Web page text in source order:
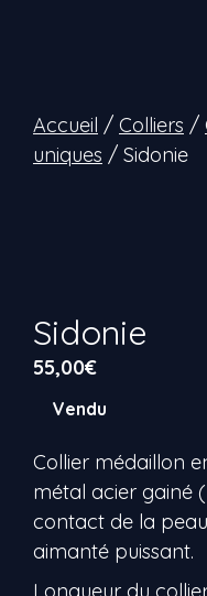
Accueil / Colliers /
uniques / Sidonie
Sidonie
55,00€
Vendu
Collier médaillon
métal acier gainé
contact de la
aimanté puissant.